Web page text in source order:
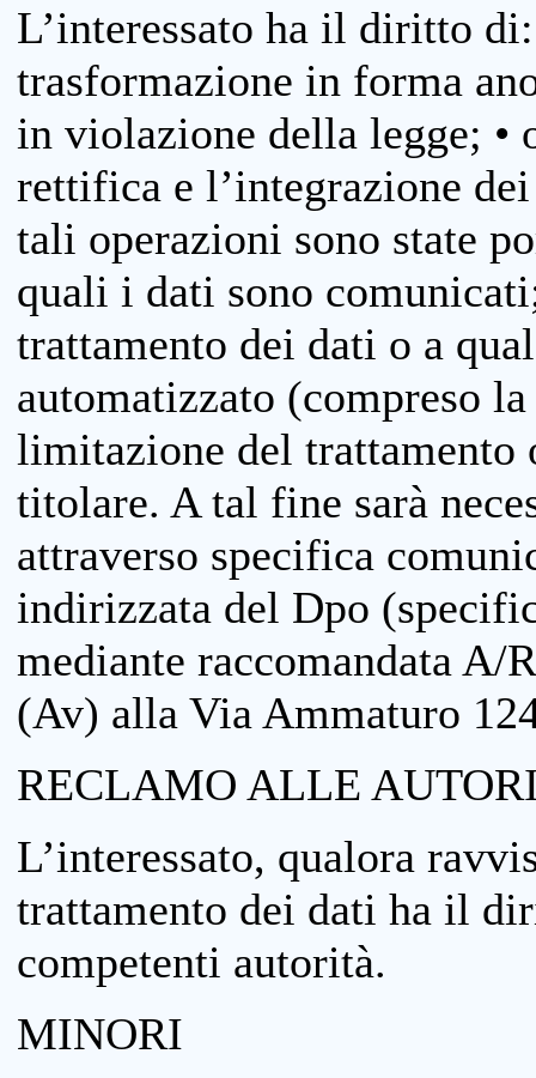
L’interessato ha il diritto
trasformazione in forma
in violazione della legge; •
rettifica e l’integrazione
tali operazioni sono state
quali i dati sono
trattamento dei dati o a
automatizzato (compreso
limitazione del trattamento
titolare. A tal fine sarà
attraverso specifica
indirizzata del Dpo
mediante raccomandata
(Av) alla Via Ammaturo
RECLAMO ALLE
L’interessato, qualora
trattamento dei dati ha il
competenti autorità.
MINORI